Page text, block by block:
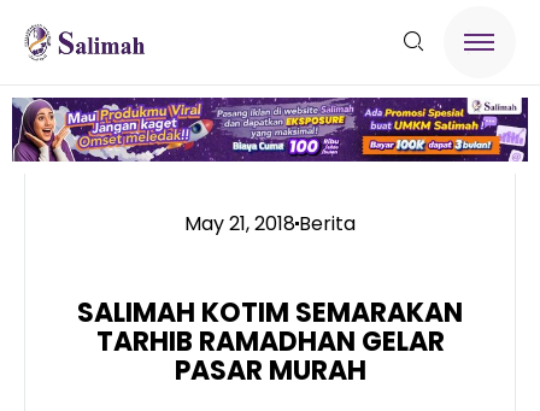
May 21, 2018Berita
SALIMAH KOTIM SEMARAKAN
TARHIB RAMADHAN GELAR
PASAR MURAH